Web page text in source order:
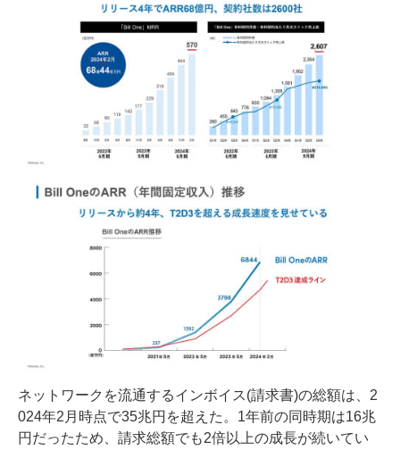
ネットワークを流通するインボイス(請求書)の総額は、2
024年2月時点で35兆円を超えた。1年前の同時期は16兆
円だったため、請求総額でも2倍以上の成長が続いてい